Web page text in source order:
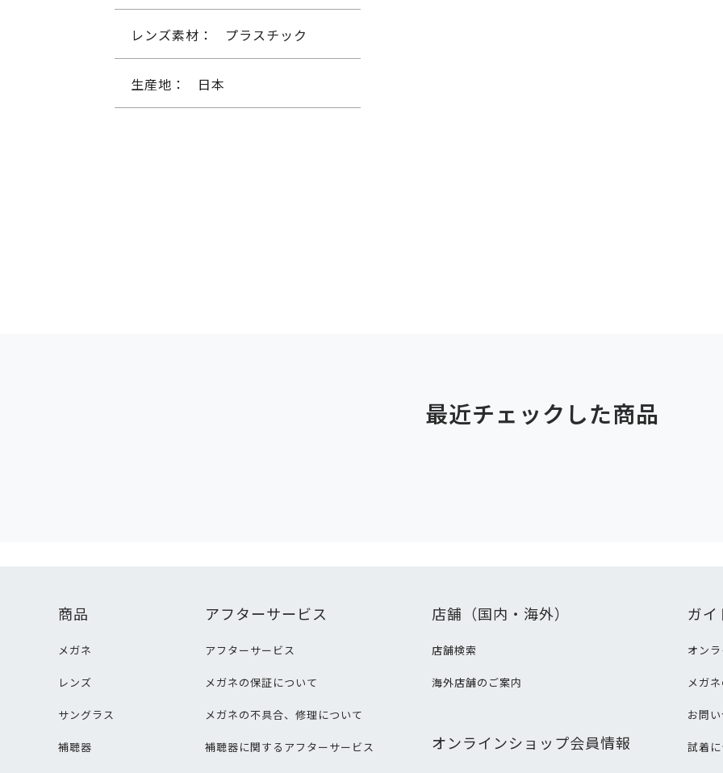
レンズ素材： プラスチック
生産地： 日本
最近チェックした商品
商品
メガネ
レンズ
サングラス
補聴器
アフターサービス
アフターサービス
メガネの保証について
メガネの不具合、修理について
補聴器に関するアフターサービス
店舗（国内・海外）
店舗検索
海外店舗のご案内
オンラインショップ会員情報
ガイ
オン
メガ
お問
試着